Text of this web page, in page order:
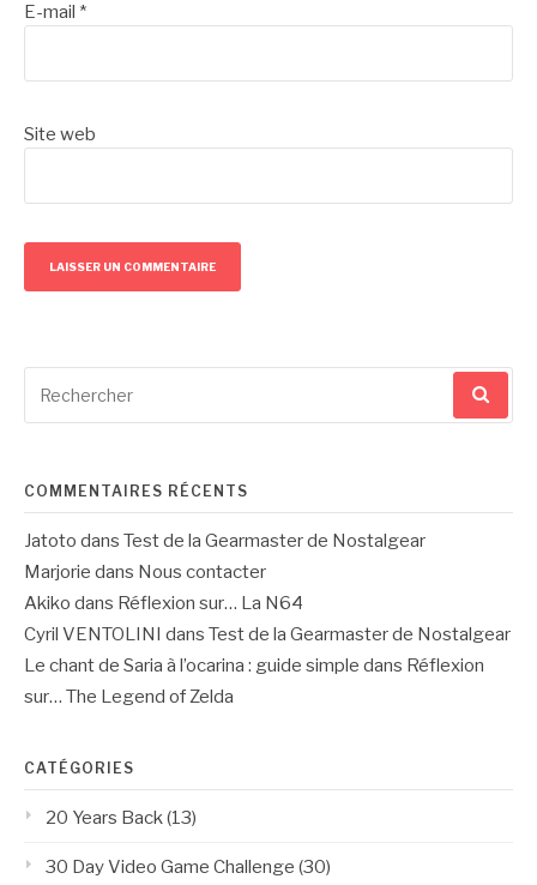
E-mail *
Site web
pour
COMMENTAIRES RÉCENTS
Jatoto dans Test de la Gearmaster de Nostalgear
Marjorie dans Nous contacter
Akiko dans Réflexion sur… La N64
Cyril VENTOLINI dans Test de la Gearmaster de Nostalgear
Le chant de Saria à l’ocarina : guide simple dans Réflexion
sur… The Legend of Zelda
CATÉGORIES
20 Years Back (13)
30 Day Video Game Challenge (30)